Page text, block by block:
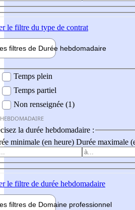
le filtre du type de contrat
filtres de Durée hebdomadaire
Temps plein
Temps partiel
Non renseignée (1)
la durée hebdomadaire :
minimale (en heure) Durée maximale
le filtre de durée hebdomadaire
filtres de Domaine professionnel